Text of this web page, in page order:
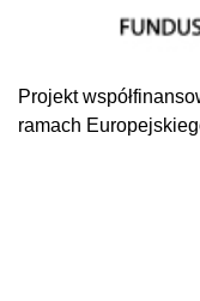
Projekt
ramach